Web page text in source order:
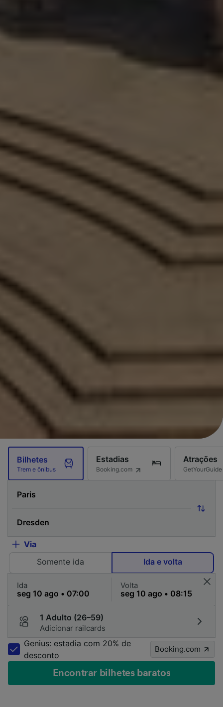
Bilhetes
Trem e ônibus
Estadias
Booking.com
Atrações
GetYourGuide
Via
Somente ida
Ida e volta
Ida Volta
1 Adulto (26–59)
Adicionar railcards
Genius: estadia com 20% de
desconto
Booking.com
Encontrar bilhetes baratos